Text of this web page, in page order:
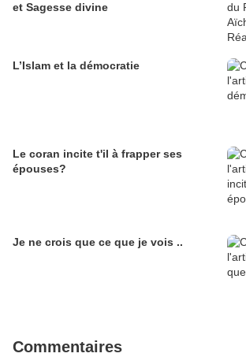
et Sagesse divine
L’Islam et la démocratie
Le coran incite t'il à frapper ses
épouses?
Je ne crois que ce que je vois ..
Commentaires